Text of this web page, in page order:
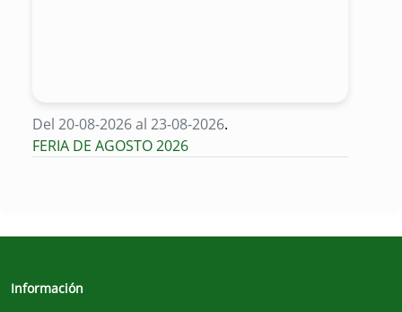
Del 20-08-2026 al 23-08-2026.
FERIA DE AGOSTO 2026
Información